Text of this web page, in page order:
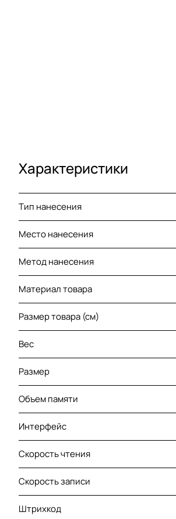
Характеристики
Тип нанесения
Место нанесения
Метод нанесения
Материал товара
Размер товара (см)
Вес
Размер
Объем памяти
Интерфейс
Скорость чтения
Скорость записи
Штрихкод